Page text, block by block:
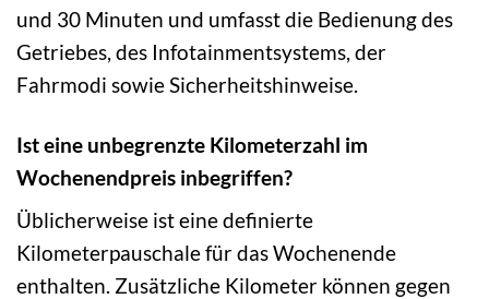
und 30 Minuten und umfasst die Bedienung des
Getriebes, des Infotainmentsystems, der
Fahrmodi sowie Sicherheitshinweise.
Ist eine unbegrenzte Kilometerzahl im
Wochenendpreis inbegriffen?
Üblicherweise ist eine definierte
Kilometerpauschale für das Wochenende
enthalten. Zusätzliche Kilometer können gegen